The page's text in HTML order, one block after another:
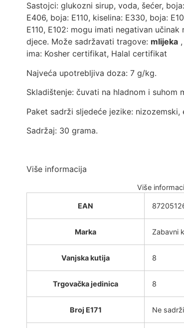
Sastojci: glukozni sirup, voda, šećer,
E406, boja: E110, kiselina: E330, boja:
E110, E102: mogu imati negativan
djece. Može sadržavati tragove: mlijeka
ima: Kosher certifikat, Halal certifikat
Najveća upotrebljiva doza: 7 g/kg.
Skladištenje: čuvati na hladnom i suhom
Paket sadrži sljedeće jezike:
Sadržaj: 30 grama.
Više informacija
Više
EAN
Marka Zabavni
Vanjska kutija 8
Trgovačka jedinica 8
Broj E171 Ne